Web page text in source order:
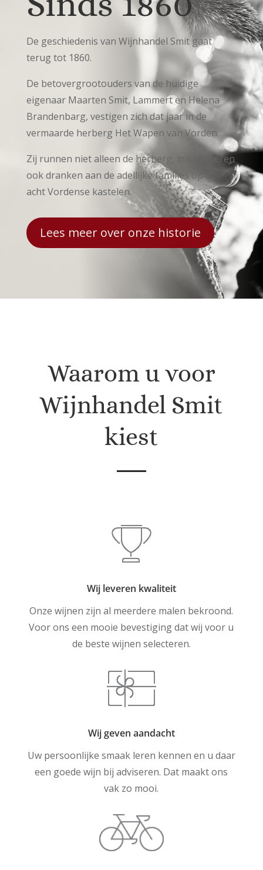
De geschiedenis van Wijnhandel Smit gaat
terug tot 1860.
De betovergrootouders van de huidige
eigenaar Maarten Smit, Lammert en Helena
Brandenbarg, vestigen zich dat jaar in de
vermaarde herberg Het Wapen van Vorden.
Zij runnen niet alleen de herberg, maar leveren
ook dranken aan de adellijke families op de
acht Vordense kastelen.
Lees meer over onze historie
Waarom u voor
Wijnhandel Smit
kiest
Wij leveren kwaliteit
Onze wijnen zijn al meerdere malen bekroond.
Voor ons een mooie bevestiging dat wij voor u
de beste wijnen selecteren.
Wij geven aandacht
Uw persoonlijke smaak leren kennen en u daar
een goede wijn bij adviseren. Dat maakt ons
vak zo mooi.